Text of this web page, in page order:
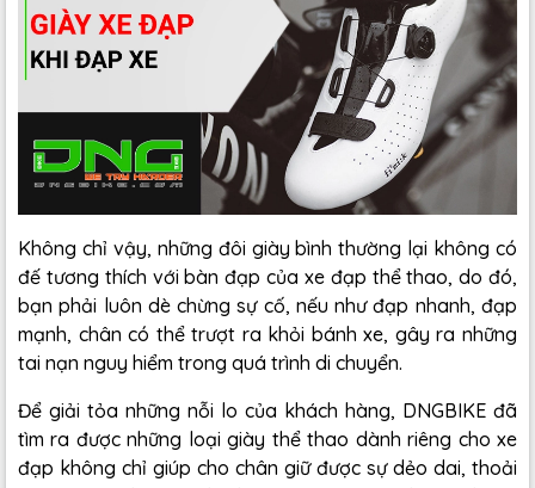
Không chỉ vậy, những đôi giày bình thường lại không có
đế tương thích với bàn đạp của xe đạp thể thao, do đó,
bạn phải luôn dè chừng sự cố, nếu như đạp nhanh, đạp
mạnh, chân có thể trượt ra khỏi bánh xe, gây ra những
tai nạn nguy hiểm trong quá trình di chuyển.
Để giải tỏa những nỗi lo của khách hàng, DNGBIKE đã
tìm ra được những loại giày thể thao dành riêng cho xe
đạp không chỉ giúp cho chân giữ được sự dẻo dai, thoải